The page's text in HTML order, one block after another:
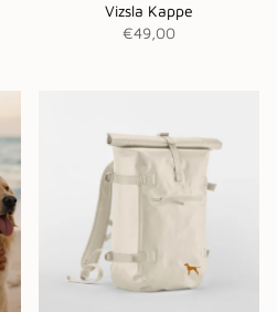
Vizsla Kappe
€49,00